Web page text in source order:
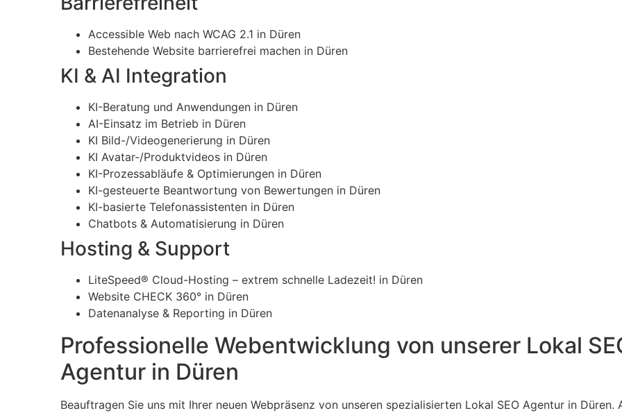
Accessible Web nach WCAG 2.1 in Düren
Bestehende Website barrierefrei machen in Düren
KI & AI Integration
KI-Beratung und Anwendungen in Düren
AI-Einsatz im Betrieb in Düren
KI Bild-/Videogenerierung in Düren
KI Avatar-/Produktvideos in Düren
KI-Prozessabläufe & Optimierungen in Düren
KI-gesteuerte Beantwortung von Bewertungen in Düren
KI-basierte Telefonassistenten in Düren
Chatbots & Automatisierung in Düren
Hosting & Support
LiteSpeed® Cloud-Hosting – extrem schnelle Ladezeit! in Düren
Website CHECK 360° in Düren
Datenanalyse & Reporting in Düren
Professionelle Webentwicklung von unserer Lokal
Agentur in Düren
Beauftragen Sie uns mit Ihrer neuen Webpräsenz von unseren spezialisierten Lokal SEO Agentur in Düren.